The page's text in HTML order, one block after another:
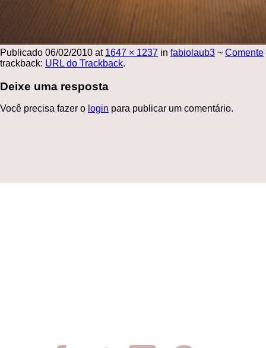
Publicado 06/02/2010 at 1647 × 1237 in fabiolaub3 ~ Comente
trackback: URL do Trackback.
Deixe uma resposta
Você precisa fazer o login para publicar um comentário.